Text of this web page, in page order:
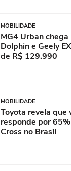
MOBILIDADE
MG4 Urban
Dolphin e Geely
de R$ 129.990
MOBILIDADE
Toyota revela
responde por
Cross no Brasil